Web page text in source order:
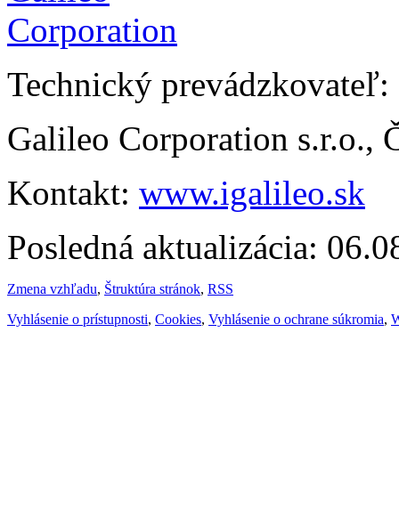
Technický prevádzkovateľ:
Galileo Corporation s.r.o.,
Kontakt: www.igalileo.sk
Posledná aktualizácia:
Zmena vzhľadu, Štruktúra stránok, RSS
Vyhlásenie o prístupnosti, Cookies, Vyhlásenie o ochrane súkromia,